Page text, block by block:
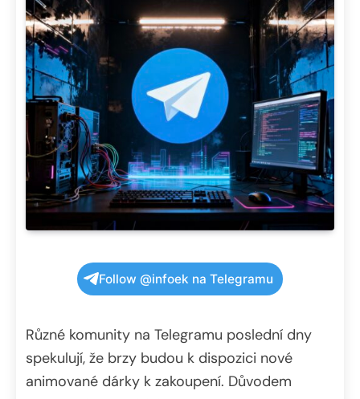
Follow @infoek na Telegramu
Různé komunity na Telegramu poslední dny
spekulují, že brzy budou k dispozici nové
animované dárky k zakoupení. Důvodem